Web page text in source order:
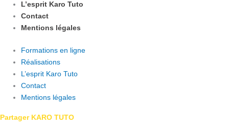
L’esprit Karo Tuto
Contact
Mentions légales
Formations en ligne
Réalisations
L’esprit Karo Tuto
Contact
Mentions légales
Partager KARO TUTO